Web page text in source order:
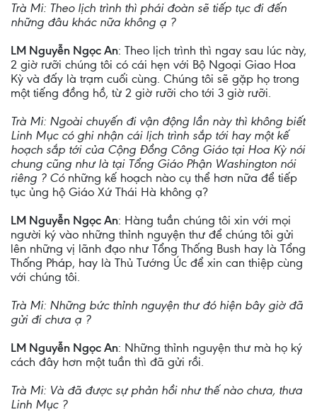
Trà Mi: Theo lịch trình thì phái đoàn sẽ tiếp tục đi đến
những đâu khác nữa không ạ ?
LM Nguyễn Ngọc An: Theo lịch trình thì ngay sau lúc này,
2 giờ rưỡi chúng tôi có cái hẹn với Bộ Ngoại Giao Hoa
Kỳ và đấy là trạm cuối cùng. Chúng tôi sẽ gặp họ trong
một tiếng đồng hồ, từ 2 giờ rưỡi cho tới 3 giờ rưỡi.
Trà Mi: Ngoài chuyến đi vận động lần này thì không biết
Linh Mục có ghi nhận cái lịch trình sắp tới hay một kế
hoạch sắp tới của Cộng Đồng Công Giáo tại Hoa Kỳ nói
chung cũng như là tại Tổng Giáo Phận Washington nói
riêng ? Có những kế hoạch nào cụ thể hơn nữa để tiếp
tục ủng hộ Giáo Xứ Thái Hà không ạ?
LM Nguyễn Ngọc An: Hàng tuần chúng tôi xin với mọi
người ký vào những thỉnh nguyện thư để chúng tôi gửi
lên những vị lãnh đạo như Tổng Thống Bush hay là Tổng
Thống Pháp, hay là Thủ Tướng Úc để xin can thiệp cùng
với chúng tôi.
Trà Mi: Những bức thỉnh nguyện thư đó hiện bây giờ đã
gửi đi chưa ạ ?
LM Nguyễn Ngọc An: Những thỉnh nguyện thư mà họ ký
cách đây hơn một tuần thì đã gửi rồi.
Trà Mi: Và đã được sự phản hồi như thế nào chưa, thưa
Linh Mục ?